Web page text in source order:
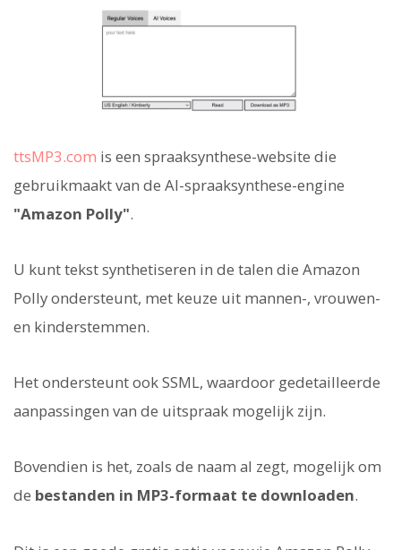
ttsMP3.com is een spraaksynthese-website die
gebruikmaakt van de AI-spraaksynthese-engine
"Amazon Polly".
U kunt tekst synthetiseren in de talen die Amazon
Polly ondersteunt, met keuze uit mannen-, vrouwen-
en kinderstemmen.
Het ondersteunt ook SSML, waardoor gedetailleerde
aanpassingen van de uitspraak mogelijk zijn.
Bovendien is het, zoals de naam al zegt, mogelijk om
de bestanden in MP3-formaat te downloaden.